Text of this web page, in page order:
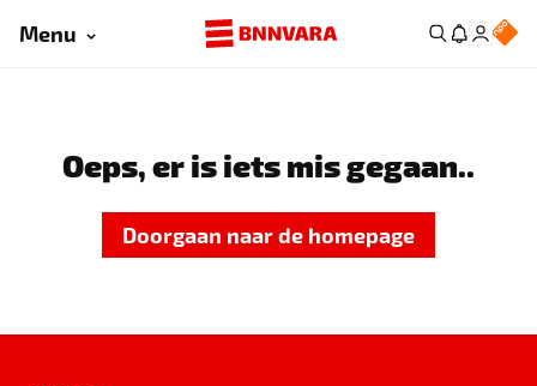
Menu
Oeps, er is iets mis gegaan..
Doorgaan naar de homepage